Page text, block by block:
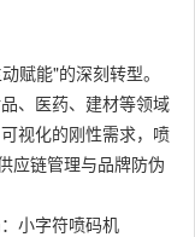
赋能"的深刻转型。
、医药、建材等领域
视化的刚性需求，喷
应链管理与品牌防伪
小字符喷码机